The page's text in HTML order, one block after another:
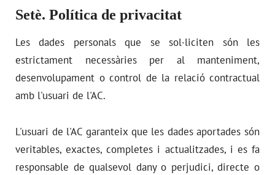
Setè. Política de privacitat
Les dades personals que se sol·liciten són les
estrictament necessàries per al manteniment,
desenvolupament o control de la relació contractual
amb l'usuari de l'AC.
L'usuari de l'AC garanteix que les dades aportades són
veritables, exactes, completes i actualitzades, i es fa
responsable de qualsevol dany o perjudici, directe o